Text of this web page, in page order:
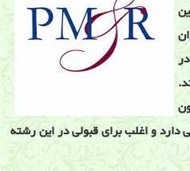
دارد و اغلب برای قبولی در این رشته